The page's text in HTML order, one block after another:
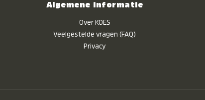
Algemene informatie
Over KOES
Veelgestelde vragen (FAQ)
Privacy